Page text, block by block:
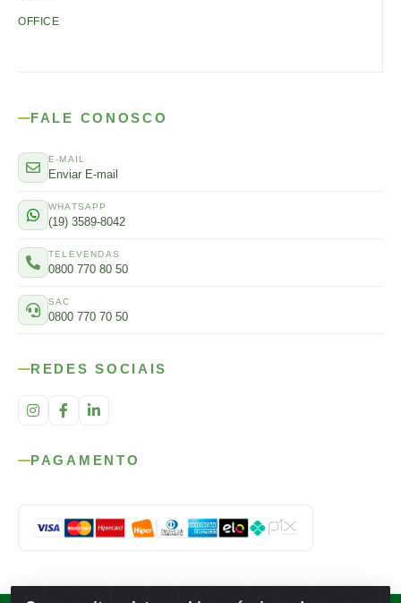
OFFICE
FALE CONOSCO
E-MAIL
Enviar E-mail
WHATSAPP
(19) 3589-8042
TELEVENDAS
0800 770 80 50
SAC
0800 770 70 50
REDES SOCIAIS
PAGAMENTO